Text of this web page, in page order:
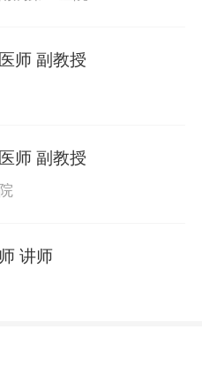
师 副教授
师 副教授
讲师